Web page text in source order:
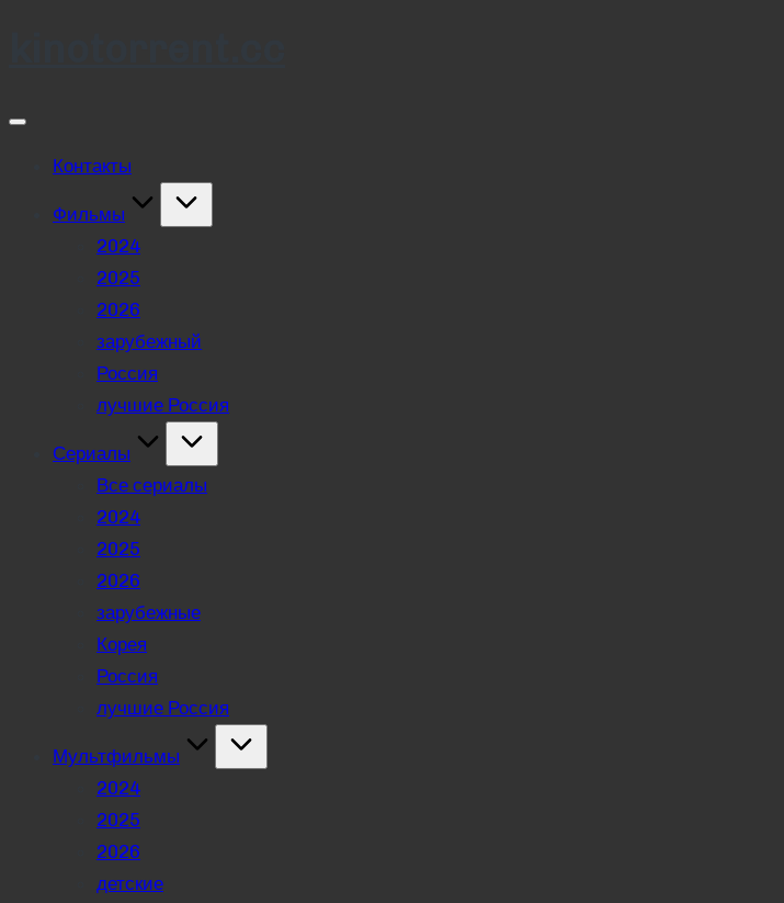
Контакты
Фильмы
2024
2025
2026
зарубежный
Россия
лучшие Россия
Сериалы
Все сериалы
2024
2025
2026
зарубежные
Корея
Россия
лучшие Россия
Мультфильмы
2024
2025
2026
детские